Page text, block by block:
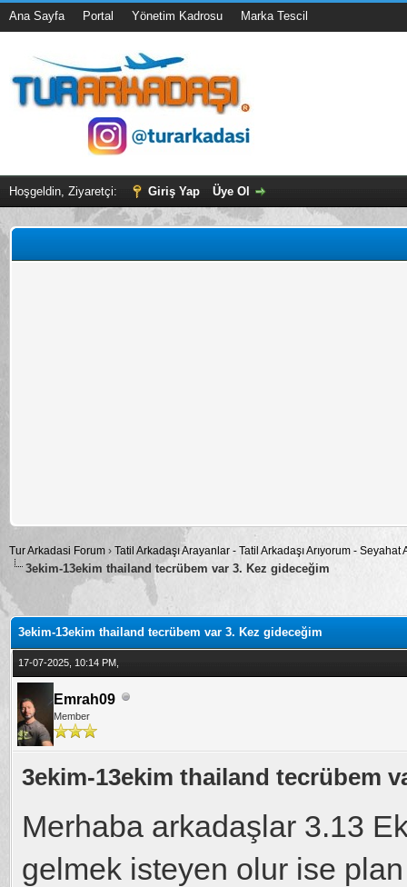
Ana Sayfa Portal Yönetim Kadrosu Marka Tescil
Hoşgeldin, Ziyaretçi: Giriş Yap Üye Ol
Tur Arkadasi Forum › Tatil Arkadaşı Arayanlar - Tatil Arkadaşı Arıyorum -
3ekim-13ekim thailand tecrübem var 3. Kez gideceğim
0
3ekim-13ekim thailand tecrübem var 3. Kez gideceğim
17-07-2025, 10:14 PM,
Emrah09
Member
3ekim-13ekim thailand tecrübem
Merhaba arkadaşlar 3.13
gelmek isteyen olur ise